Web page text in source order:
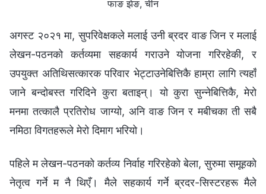
फाङ झेङ, चीन
अगस्ट २०२१ मा, सुपरिवेक्षकले मलाई उनी ब्रदर वाङ जिन र मलाई
लेखन-पठनको कर्तव्यमा सहकार्य गराउने योजना गरिरहेकी, र
उपयुक्त अतिथिसत्कारक परिवार भेट्टाउनेबित्तिकै हाम्रा लागि त्यहाँ
जाने बन्दोबस्त गरिदिने कुरा बताइन्। यो कुरा सुन्नेबित्तिकै, मेरो
मनमा तत्कालै प्रतिरोध जाग्यो, अनि वाङ जिन र मबीचका ती सबै
नमिठा विगतहरूले मेरो दिमाग भरियो।
पहिले म लेखन-पठनको कर्तव्य निर्वाह गरिरहेको बेला, सुरुमा समूहको
नेतृत्व गर्ने म नै थिएँ। मैले सहकार्य गर्ने ब्रदर-सिस्टरहरू मैले